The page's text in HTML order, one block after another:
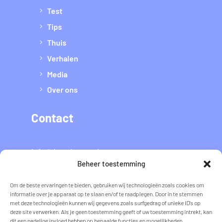
Beheer toestemming
Om de beste ervaringen te bieden, gebruiken wij technologieën zoals cookies om
informatie over je apparaat op te slaan en/of te raadplegen. Door in te stemmen
met deze technologieën kunnen wij gegevens zoals surfgedrag of unieke ID's op
deze site verwerken. Als je geen toestemming geeft of uw toestemming intrekt, kan
dit een nadelige invloed hebben op bepaalde functies en mogelijkheden.
Test
Tips
Thuis
Verhalen
Media
Over ons
Contact
info@datvaltmee.nl
Flyer voor thuis
Download